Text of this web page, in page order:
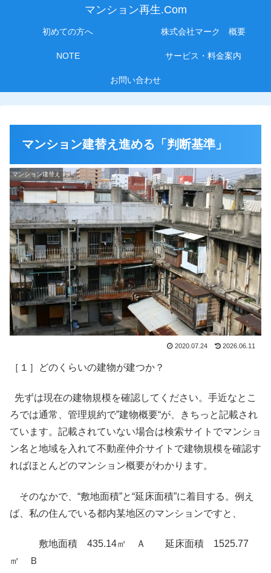
マンション再生.Com
初めての方へ 株式会社マーク 概要
NOTE サービス・料金案内
お問い合わせ
マンション建替え進める「判断基準」
マンション建替え
2020.07.24 2026.06.11
［１］どのくらいの建物が建つか？
先ずは現在の建物規模を確認してください。手近なとこ
ろでは通常、管理規約で”建物概要“が、きちっと記載され
ています。記載されていない場合は検索サイトでマンショ
ン名と地域を入れて不動産仲介サイトで建物規模を確認す
ればほとんどのマンション概要がわかります。
そのなかで、“敷地面積”と“延床面積”に着目する。例え
ば、私の住んでいる都内某地区のマンションですと、
敷地面積 435.14㎡ Ａ 延床面積 1525.77
㎡ Ｂ